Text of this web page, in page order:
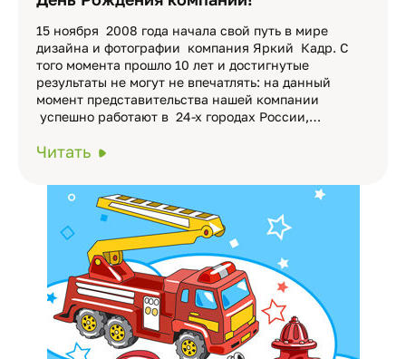
15 ноября 2008 года начала свой путь в мире
дизайна и фотографии компания Яркий Кадр. С
того момента прошло 10 лет и достигнутые
результаты не могут не впечатлять: на данный
момент представительства нашей компании
успешно работают в 24-х городах России,…
Читать